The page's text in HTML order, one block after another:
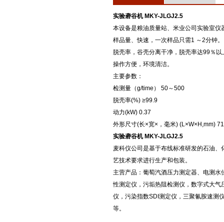
实验砻谷机 MKY-JLGJ2.5
本设备是粮油质量站、米业公司实验室仪
样品量、快速，一次样品只需1 ～2分钟。
脱壳率，谷壳分离干净，脱壳率达99％以
操作方便，环境清洁。
主要参数：
检测量（g/time） 50～500
脱壳率(%) ≥99.9
动力(kW) 0.37
外形尺寸(长×宽×，毫米) (L×W×H,mm)
实验砻谷机 MKY-JLGJ2.5
麦科仪公司是基于布线标准研发的石油
艺技术要求进行生产和包装。
主营产品：葡萄汽酒压力测定器、电测
性测定仪，污垢热阻检测仪，数字式大
仪，污染指数SDI测定仪，三聚氰胺速测
等。